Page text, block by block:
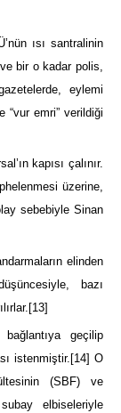
ısı santralinin
bir o kadar polis,
eylemi
“vur emri” verildiği
kapısı çalınır.
üzerine,
sebebiyle Sinan
elinden
bazı
[13]
geçilip
istenmiştir. [14] O
(SBF) ve
elbiseleriyle